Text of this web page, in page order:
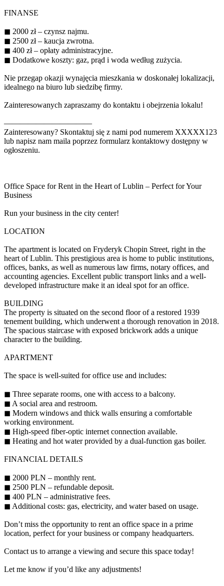
FINANSE
◼ 2000 zł – czynsz najmu.
◼ 2500 zł – kaucja zwrotna.
◼ 400 zł – opłaty administracyjne.
◼ Dodatkowe koszty: gaz, prąd i woda według zużycia.
Nie przegap okazji wynajęcia mieszkania w doskonałej lokalizacji,
idealnego na biuro lub siedzibę firmy.
Zainteresowanych zapraszamy do kontaktu i obejrzenia lokalu!
———————————
Zainteresowany? Skontaktuj się z nami pod numerem XXXXX123
lub napisz nam maila poprzez formularz kontaktowy dostępny w
ogłoszeniu.
Office Space for Rent in the Heart of Lublin – Perfect for Your
Business
Run your business in the city center!
LOCATION
The apartment is located on Fryderyk Chopin Street, right in the
heart of Lublin. This prestigious area is home to public institutions,
offices, banks, as well as numerous law firms, notary offices, and
accounting agencies. Excellent public transport links and a well-
developed infrastructure make it an ideal spot for an office.
BUILDING
The property is situated on the second floor of a restored 1939
tenement building, which underwent a thorough renovation in 2018.
The spacious staircase with exposed brickwork adds a unique
character to the building.
APARTMENT
The space is well-suited for office use and includes:
◼ Three separate rooms, one with access to a balcony.
◼ A social area and restroom.
◼ Modern windows and thick walls ensuring a comfortable
working environment.
◼ High-speed fiber-optic internet connection available.
◼ Heating and hot water provided by a dual-function gas boiler.
FINANCIAL DETAILS
◼ 2000 PLN – monthly rent.
◼ 2500 PLN – refundable deposit.
◼ 400 PLN – administrative fees.
◼ Additional costs: gas, electricity, and water based on usage.
Don’t miss the opportunity to rent an office space in a prime
location, perfect for your business or company headquarters.
Contact us to arrange a viewing and secure this space today!
Let me know if you’d like any adjustments!